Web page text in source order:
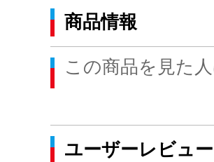
商品情報
この商品を見た
ユーザーレビュー